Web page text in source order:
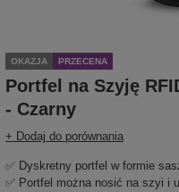
OKAZJA PRZECENA
Portfel na Szyję
- Czarny
+ Dodaj do porównania
✅ Dyskretny portfel w formie
✅ Portfel można nosić na szyi i